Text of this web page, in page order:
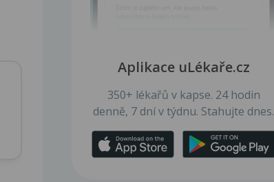
Aplikace uLékaře.cz
350+ lékařů v kapse. 24 hodin
denně, 7 dní v týdnu. Stahujte dnes.